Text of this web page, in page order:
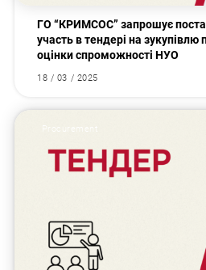
ГО “КРИМСОС” запрошує
участь в тендері на зукупівлю
оцінки спроможності НУО
18 / 03 / 2025
Procurement